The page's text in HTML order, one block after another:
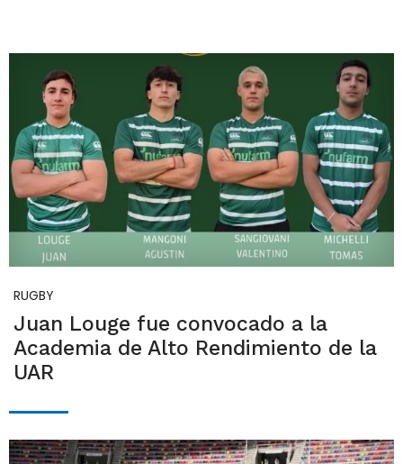
RUGBY
Juan Louge fue convocado a la
Academia de Alto Rendimiento de la
UAR